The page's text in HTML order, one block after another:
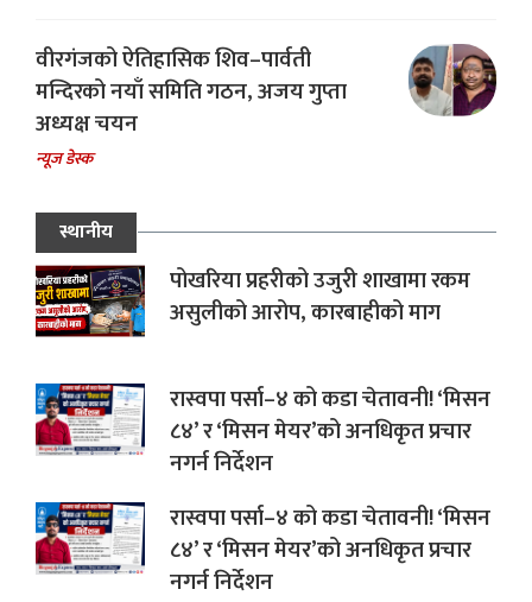
वीरगंजको ऐतिहासिक शिव–पार्वती
मन्दिरको नयाँ समिति गठन, अजय गुप्ता
अध्यक्ष चयन
न्यूज डेस्क
स्थानीय
पोखरिया प्रहरीको उजुरी शाखामा रकम
असुलीको आरोप, कारबाहीको माग
रास्वपा पर्सा–४ को कडा चेतावनी! ‘मिसन
८४’ र ‘मिसन मेयर’को अनधिकृत प्रचार
नगर्न निर्देशन
रास्वपा पर्सा–४ को कडा चेतावनी! ‘मिसन
८४’ र ‘मिसन मेयर’को अनधिकृत प्रचार
नगर्न निर्देशन